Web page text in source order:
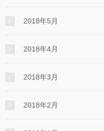
2018年5月
2018年4月
2018年3月
2018年2月